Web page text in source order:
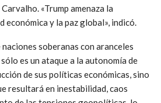
«Trump amenaza la
y la paz global», indicó.
soberanas con aranceles
es un ataque a la autonomía de
de sus políticas económicas, sino
resultará en inestabilidad, caos